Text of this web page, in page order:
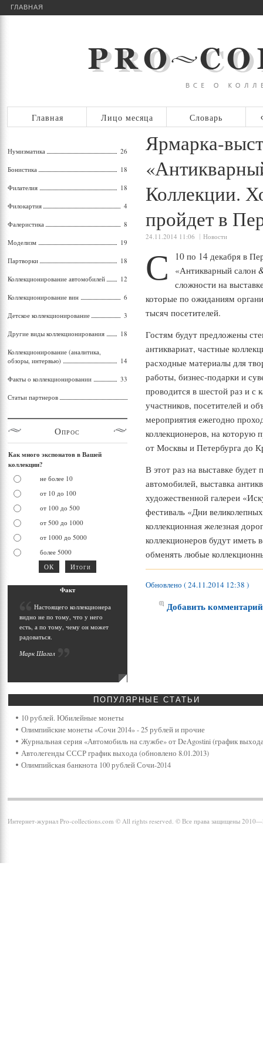
ГЛАВНАЯ
Главная Лицо месяца Словарь
Ярмарка-
Коллекции.
пройдет в
24.11.2014 11:06 Новости
С
10 по 14 декабря в
«Антикварный салон
сложности на
которые по ожиданиям
тысяч посетителей.
Гостям будут предложены
антиквариат, частные
расходные материалы для
работы, бизнес-подарки и
проводится в шестой раз и с
участников, посетителей и
мероприятия ежегодно
коллекционеров, на которую
от Москвы и Петербурга до
В этот раз на выставке будет
автомобилей, выставка
художественной галереи
фестиваль «Дни
коллекционная железная
коллекционеров будут иметь
обменять любые
Обновлено ( 24.11.2014 12:38 )
Добавить комментарий
Нумизматика 26
Бонистика 18
Филателия 18
Филокартия 4
Фалеристика 8
Моделизм 19
Партворки 18
Коллекционирование автомобилей 12
Коллекционирование вин 6
Детское коллекционирование 3
Другие виды коллекционирования 18
Коллекционирование (аналитика,
обзоры, интервью)
14
Факты о коллекционировании 33
Статьи партнеров
Опрос
Как много экспонатов в Вашей
коллекции?
не более 10
от 10 до 100
от 100 до 500
от 500 до 1000
от 1000 до 5000
более 5000
Факт
Настоящего коллекционера
видно не по тому, что у него
есть, а по тому, чему он может
радоваться.
Марк Шагал
ПОПУЛЯРНЫЕ СТАТЬИ
10 рублей. Юбилейные монеты
Олимпийские монеты «Сочи 2014» - 25 рублей и прочие
Журнальная серия «Автомобиль на службе» от DeAgostini (график
Автолегенды СССР график выхода (обновлено 8.01.2013)
Олимпийская банкнота 100 рублей Сочи-2014
Интернет-журнал Pro-collections.com © All rights reserved. © Все права защищены